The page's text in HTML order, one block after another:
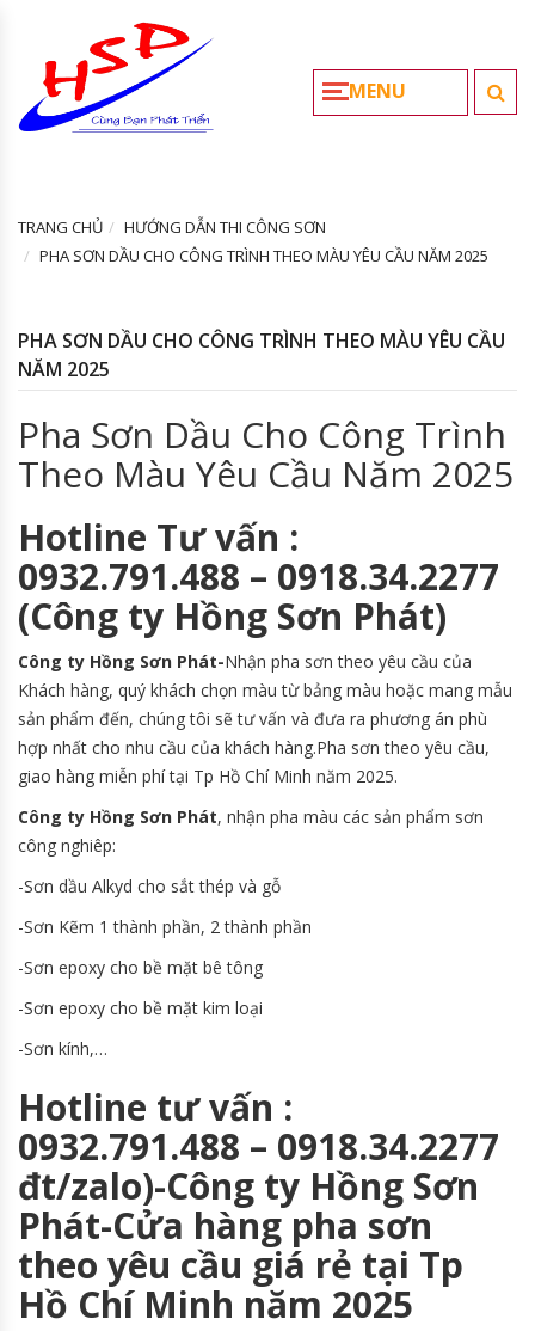
MENU
TRANG CHỦ
HƯỚNG DẪN THI CÔNG SƠN
PHA SƠN DẦU CHO CÔNG TRÌNH THEO MÀU YÊU CẦU NĂM 2025
PHA SƠN DẦU CHO CÔNG TRÌNH THEO MÀU YÊU CẦU
NĂM 2025
Pha Sơn Dầu Cho Công Trình
Theo Màu Yêu Cầu Năm 2025
Hotline Tư vấn :
0932.791.488 – 0918.34.2277
(Công ty Hồng Sơn Phát)
Công ty Hồng Sơn Phát-Nhận pha sơn theo yêu cầu của
Khách hàng, quý khách chọn màu từ bảng màu hoặc mang mẫu
sản phẩm đến, chúng tôi sẽ tư vấn và đưa ra phương án phù
hợp nhất cho nhu cầu của khách hàng.Pha sơn theo yêu cầu,
giao hàng miễn phí tại Tp Hồ Chí Minh năm 2025.
Công ty Hồng Sơn Phát, nhận pha màu các sản phẩm sơn
công nghiêp:
-Sơn dầu Alkyd cho sắt thép và gỗ
-Sơn Kẽm 1 thành phần, 2 thành phần
-Sơn epoxy cho bề mặt bê tông
-Sơn epoxy cho bề mặt kim loại
-Sơn kính,…
Hotline tư vấn :
0932.791.488 – 0918.34.2277
đt/zalo)-Công ty Hồng Sơn
Phát-Cửa hàng pha sơn
theo yêu cầu giá rẻ tại Tp
Hồ Chí Minh năm 2025